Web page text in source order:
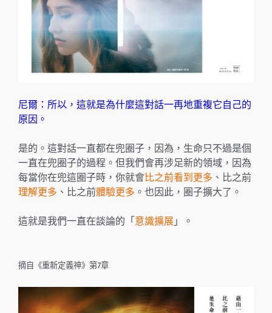
尼爾：所以，這就是為什麼這對話一再地重複它自己的
原因。
是的。這對話一直都在兜圈子，因為，生命只不過是個
一直在兜圈子的過程。但我們會再涉足新的領域，因為
每當你在兜這圈子時，你就會比之前看到更多 、比之前
理解更多 、比之前體驗更多 。也因此，圈子擴大了。
這就是我們一直在談論的「意識擴展 」。
摘自《重新定義神》第7章